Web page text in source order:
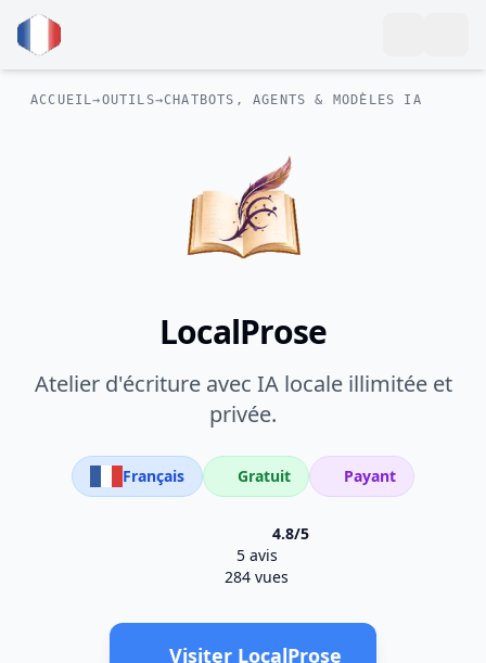
ACCUEIL→OUTILS→CHATBOTS, AGENTS & MODÈLES IA
LocalProse
Atelier d'écriture avec IA locale illimitée et
privée.
Français Gratuit Payant
4.8/5
5 avis
284 vues
Visiter LocalProse